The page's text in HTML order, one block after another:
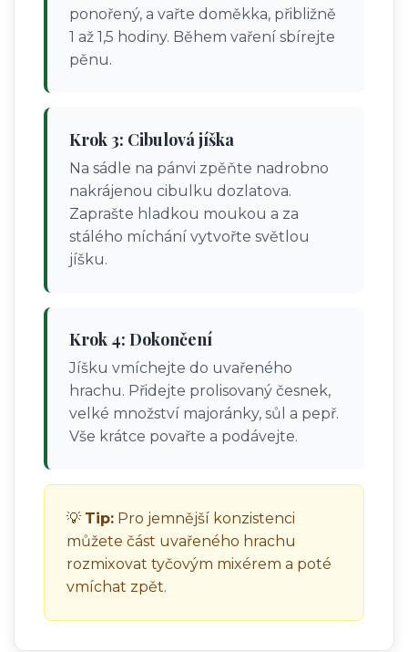
ponořený, a vařte doměkka, přibližně
1 až 1,5 hodiny. Během vaření sbírejte
pěnu.
Krok 3: Cibulová jíška
Na sádle na pánvi zpěňte nadrobno
nakrájenou cibulku dozlatova.
Zaprašte hladkou moukou a za
stálého míchání vytvořte světlou
jíšku.
Krok 4: Dokončení
Jíšku vmíchejte do uvařeného
hrachu. Přidejte prolisovaný česnek,
velké množství majoránky, sůl a pepř.
Vše krátce povařte a podávejte.
💡 Tip: Pro jemnější konzistenci
můžete část uvařeného hrachu
rozmixovat tyčovým mixérem a poté
vmíchat zpět.